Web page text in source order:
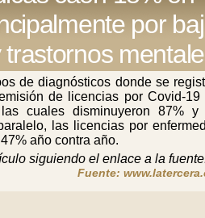
por
de diagnósticos donde se
de licencias por Covid-19
las cuales disminuyeron 87% y
las licencias por
año contra año.
siguiendo el enlace a la
Fuente: